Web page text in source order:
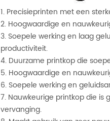
1. Precisieprinten met een
2. Hoogwaardige en
3. Soepele werking en laag
productiviteit.
4. Duurzame printkop die
5. Hoogwaardige en
6. Soepele werking en
7. Nauwkeurige printkop die
vervanging.